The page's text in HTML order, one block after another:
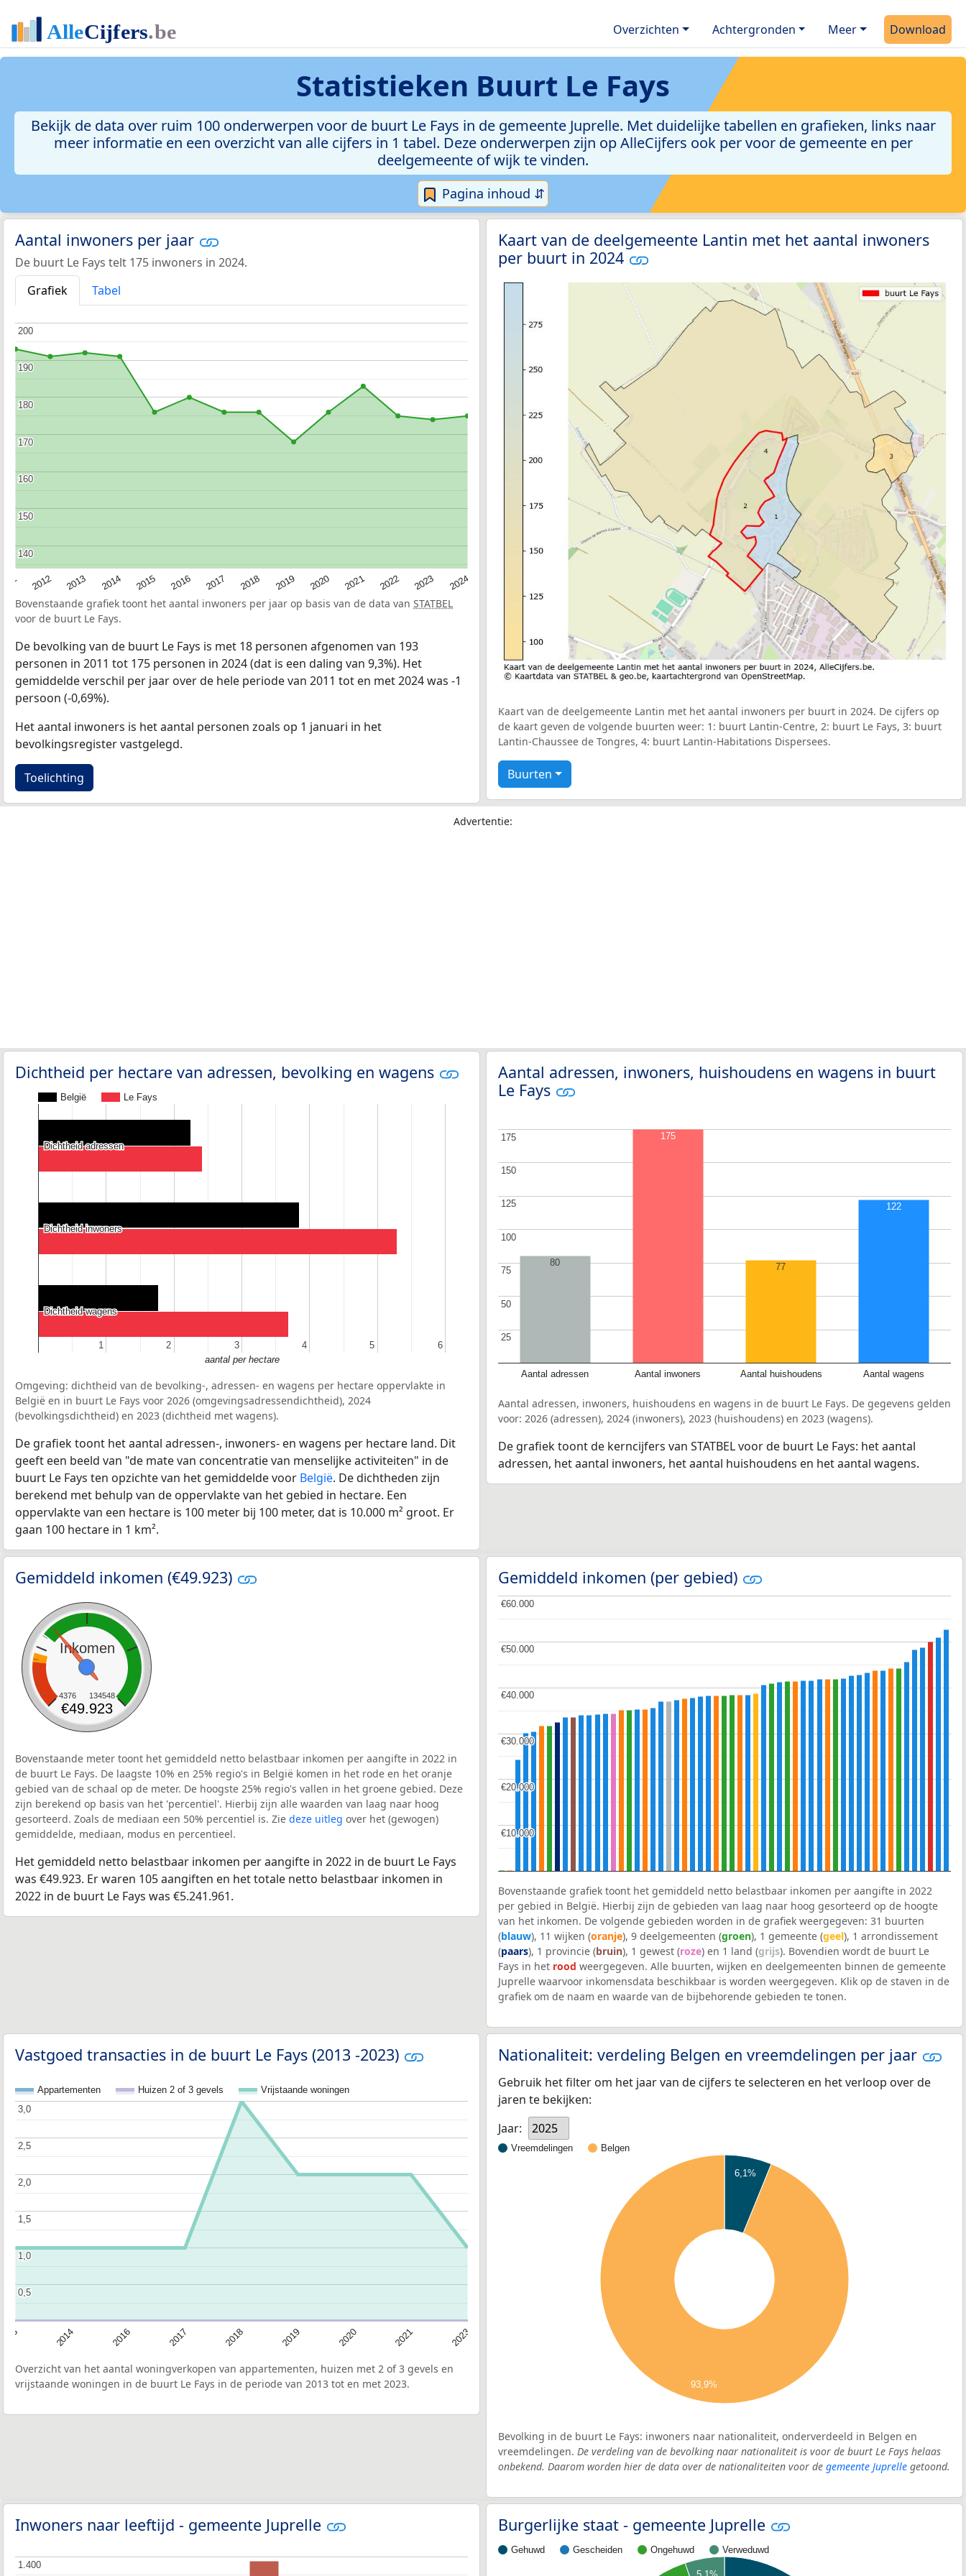
Overzichten Achtergronden Meer Download
Statistieken Buurt Le Fays
Bekijk de data over ruim 100 onderwerpen voor de buurt Le Fays in de gemeente Juprelle. Met duidelijke tabellen en grafieken, links naar
meer informatie en een overzicht van alle cijfers in 1 tabel. Deze onderwerpen zijn op AlleCijfers ook per voor de gemeente en per
deelgemeente of wijk te vinden.
Pagina inhoud ⇵
Aantal inwoners per jaar
De buurt Le Fays telt 175 inwoners in 2024.
Grafiek
Tabel
2012 2013 2014 2015 2016 2017 2018 2019 2020 2021 2022 2023 2024
140
140
150
150
160
160
170
170
180
180
190
190
200
200
Bovenstaande grafiek toont het aantal inwoners per jaar op basis van de data van STATBEL
voor de buurt Le Fays.
De bevolking van de buurt Le Fays is met 18 personen afgenomen van 193
personen in 2011 tot 175 personen in 2024 (dat is een daling van 9,3%). Het
gemiddelde verschil per jaar over de hele periode van 2011 tot en met 2024 was -1
persoon (-0,69%).
Het aantal inwoners is het aantal personen zoals op 1 januari in het
bevolkingsregister vastgelegd.
Toelichting
Kaart van de deelgemeente Lantin met het aantal inwoners
per buurt in 2024
Kaart van de deelgemeente Lantin met het aantal inwoners per buurt in 2024. De cijfers op
de kaart geven de volgende buurten weer: 1: buurt Lantin-Centre, 2: buurt Le Fays, 3: buurt
Lantin-Chaussee de Tongres, 4: buurt Lantin-Habitations Dispersees.
Buurten
Advertentie:
Dichtheid per hectare van adressen, bevolking en wagens
België Le Fays
11 2
2 3
3 4
4 5
5 6
6
Dichtheid adressen
Dichtheid adressen
Dichtheid inwoners
Dichtheid inwoners
Dichtheid wagens
Dichtheid wagens
aantal per hectare
Omgeving: dichtheid van de bevolking-, adressen- en wagens per hectare oppervlakte in
België en in buurt Le Fays voor 2026 (omgevingsadressendichtheid), 2024
(bevolkingsdichtheid) en 2023 (dichtheid met wagens).
De grafiek toont het aantal adressen-, inwoners- en wagens per hectare land. Dit
geeft een beeld van "de mate van concentratie van menselijke activiteiten" in de
buurt Le Fays ten opzichte van het gemiddelde voor België. De dichtheden zijn
berekend met behulp van de oppervlakte van het gebied in hectare. Een
oppervlakte van een hectare is 100 meter bij 100 meter, dat is 10.000 m² groot. Er
gaan 100 hectare in 1 km².
Aantal adressen, inwoners, huishoudens en wagens in buurt
Le Fays
Aantal adressen Aantal inwoners Aantal huishoudens Aantal wagens
25
25
50
50
75
75
100
100
125
125
150
150
175
175
80
175
77
122
Aantal adressen, inwoners, huishoudens en wagens in de buurt Le Fays. De gegevens gelden
voor: 2026 (adressen), 2024 (inwoners), 2023 (huishoudens) en 2023 (wagens).
De grafiek toont de kerncijfers van STATBEL voor de buurt Le Fays: het aantal
adressen, het aantal inwoners, het aantal huishoudens en het aantal wagens.
Gemiddeld inkomen (€49.923)
Inkomen
4376 134548
€49.923
Bovenstaande meter toont het gemiddeld netto belastbaar inkomen per aangifte in 2022 in
de buurt Le Fays. De laagste 10% en 25% regio's in België komen in het rode en het oranje
gebied van de schaal op de meter. De hoogste 25% regio's vallen in het groene gebied. Deze
zijn berekend op basis van het 'percentiel'. Hierbij zijn alle waarden van laag naar hoog
gesorteerd. Zoals de mediaan een 50% percentiel is. Zie deze uitleg over het (gewogen)
gemiddelde, mediaan, modus en percentieel.
Het gemiddeld netto belastbaar inkomen per aangifte in 2022 in de buurt Le Fays
was €49.923. Er waren 105 aangiften en het totale netto belastbaar inkomen in
2022 in de buurt Le Fays was €5.241.961.
Gemiddeld inkomen (per gebied)
€10.000
€10.000
€20.000
€20.000
€30.000
€30.000
€40.000
€40.000
€50.000
€50.000
€60.000
€60.000
Bovenstaande grafiek toont het gemiddeld netto belastbaar inkomen per aangifte in 2022
per gebied in België. Hierbij zijn de gebieden van laag naar hoog gesorteerd op de hoogte
van het inkomen. De volgende gebieden worden in de grafiek weergegeven: 31 buurten
(blauw), 11 wijken (oranje), 9 deelgemeenten (groen), 1 gemeente (geel), 1 arrondissement
(paars), 1 provincie (bruin), 1 gewest (roze) en 1 land (grijs). Bovendien wordt de buurt Le
Fays in het rood weergegeven. Alle buurten, wijken en deelgemeenten binnen de gemeente
Juprelle waarvoor inkomensdata beschikbaar is worden weergegeven. Klik op de staven in de
grafiek om de naam en waarde van de bijbehorende gebieden te tonen.
Vastgoed transacties in de buurt Le Fays (2013 -2023)
Appartementen Huizen 2 of 3 gevels Vrijstaande woningen
2014 2016 2017 2018 2019 2020 2021 2023
0,5
0,5
1,0
1,0
1,5
1,5
2,0
2,0
2,5
2,5
3,0
3,0
Overzicht van het aantal woningverkopen van appartementen, huizen met 2 of 3 gevels en
vrijstaande woningen in de buurt Le Fays in de periode van 2013 tot en met 2023.
Nationaliteit: verdeling Belgen en vreemdelingen per jaar
Gebruik het filter om het jaar van de cijfers te selecteren en het verloop over de
jaren te bekijken:
Jaar:
2025
Vreemdelingen Belgen
6,1%
93,9%
Bevolking in de buurt Le Fays: inwoners naar nationaliteit, onderverdeeld in Belgen en
vreemdelingen. De verdeling van de bevolking naar nationaliteit is voor de buurt Le Fays helaas
onbekend. Daarom worden hier de data over de nationaliteiten voor de gemeente Juprelle getoond.
Inwoners naar leeftijd - gemeente Juprelle
1.400
1.400
Burgerlijke staat - gemeente Juprelle
Gehuwd Gescheiden Ongehuwd Verweduwd